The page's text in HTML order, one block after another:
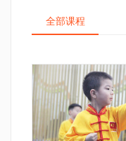
全部课程